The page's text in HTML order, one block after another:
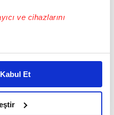
ve cihazlarını
sizlere özel
Bunu yaparken
deneyimi sunmak
sunabilmek adına
Et